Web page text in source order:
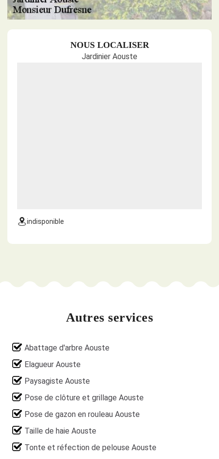
NOUS LOCALISER
Jardinier Aouste
indisponible
Autres services
Abattage d'arbre Aouste
Elagueur Aouste
Paysagiste Aouste
Pose de clôture et grillage Aouste
Pose de gazon en rouleau Aouste
Taille de haie Aouste
Tonte et réfection de pelouse Aouste